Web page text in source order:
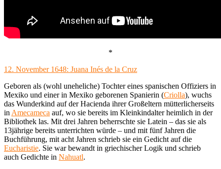
*
12. November 1648: Juana Inés de la Cruz
Geboren als (wohl uneheliche) Tochter eines spanischen Offiziers in
Mexiko und einer in Mexiko geborenen Spanierin (Criolla), wuchs
das Wunderkind auf der Hacienda ihrer Großeltern mütterlicherseits
in Amecameca auf, wo sie bereits im Kleinkindalter heimlich in der
Bibliothek las. Mit drei Jahren beherrschte sie Latein – das sie als
13jährige bereits unterrichten würde – und mit fünf Jahren die
Buchführung, mit acht Jahren schrieb sie ein Gedicht auf die
Eucharistie. Sie war bewandt in griechischer Logik und schrieb
auch Gedichte in Nahuatl.